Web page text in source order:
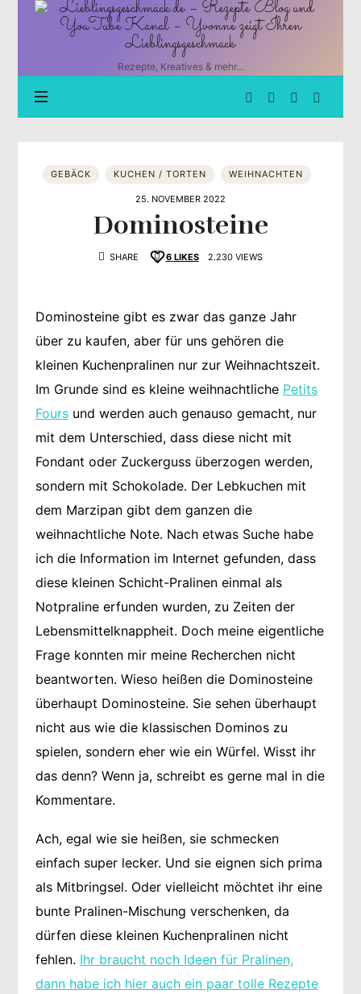
Lieblingsgeschmack.de
Rezepte
und
YouTube
Kanal
zeigt
Ihren
Lieblingsgeschmack
Rezepte, Kreatives & mehr...
GEBÄCK KUCHEN / TORTEN WEIHNACHTEN
25. NOVEMBER 2022
Dominosteine
SHARE 6 LIKES 2.230 VIEWS
Dominosteine gibt es zwar das ganze Jahr
über zu kaufen, aber für uns gehören die
kleinen Kuchenpralinen nur zur Weihnachtszeit.
Im Grunde sind es kleine weihnachtliche Petits
Foursund werden auch genauso gemacht, nur
mit dem Unterschied, dass diese nicht mit
Fondant oder Zuckerguss überzogen werden,
sondern mit Schokolade. Der Lebkuchen mit
dem Marzipan gibt dem ganzen die
weihnachtliche Note. Nach etwas Suche habe
ich die Information im Internet gefunden, dass
diese kleinen Schicht-Pralinen einmal als
Notpraline erfunden wurden, zu Zeiten der
Lebensmittelknappheit. Doch meine eigentliche
Frage konnten mir meine Recherchen nicht
beantworten. Wieso heißen die Dominosteine
überhaupt Dominosteine. Sie sehen überhaupt
nicht aus wie die klassischen Dominos zu
spielen, sondern eher wie ein Würfel. Wisst ihr
das denn? Wenn ja, schreibt es gerne mal in die
Kommentare.
Ach, egal wie sie heißen, sie schmecken
einfach super lecker. Und sie eignen sich prima
als Mitbringsel. Oder vielleicht möchtet ihr eine
bunte Pralinen-Mischung verschenken, da
dürfen diese kleinen Kuchenpralinen nicht
fehlen. Ihr braucht noch Ideen für Pralinen,
dann habe ich hier auch ein paar tolle Rezepte